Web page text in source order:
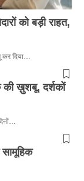
को बड़ी राहत,
दिया…
ख़ुशबू, दर्शकों